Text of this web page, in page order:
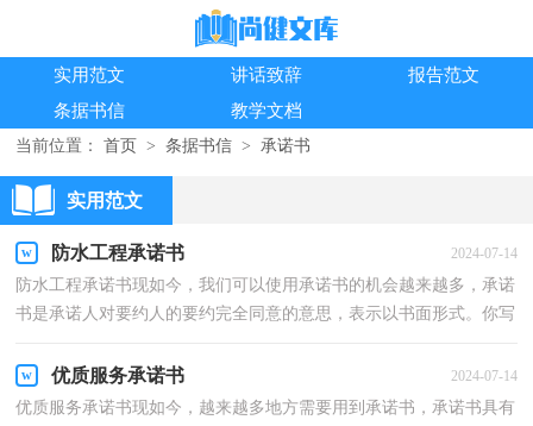
实用范文 讲话致辞
报告范文
条据书信
教学文档
当前位置： 首页 > 条据书信 > 承诺书
实用范文
防水工程承诺书 2024-07-14
防水工程承诺书现如今，我们可以使用承诺书的机会越来越多，承诺
书是承诺人对要约人的要约完全同意的意思，表示以书面形式。你写
优质服务承诺书 2024-07-14
优质服务承诺书现如今，越来越多地方需要用到承诺书，承诺书具有